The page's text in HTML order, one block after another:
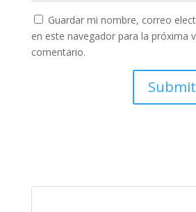
Guardar mi nombre, correo
en este navegador para la próxima
comentario.